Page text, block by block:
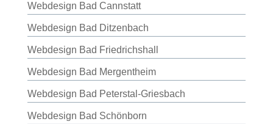
Webdesign Bad Cannstatt
Webdesign Bad Ditzenbach
Webdesign Bad Friedrichshall
Webdesign Bad Mergentheim
Webdesign Bad Peterstal-Griesbach
Webdesign Bad Schönborn